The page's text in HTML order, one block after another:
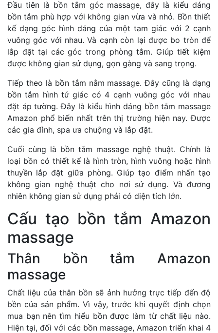
Đầu tiên là bồn tắm góc massage, đây là kiểu dáng
bồn tắm phù hợp với không gian vừa và nhỏ. Bồn thiết
kế dạng góc hình dáng của một tam giác với 2 cạnh
vuông góc với nhau. Và cạnh còn lại được bo tròn để
lắp đặt tại các góc trong phòng tắm. Giúp tiết kiệm
được không gian sử dụng, gọn gàng và sang trọng.
Tiếp theo là bồn tắm nằm massage. Đây cũng là dạng
bồn tắm hình tứ giác có 4 cạnh vuông góc với nhau
đặt áp tường. Đây là kiểu hình dáng bồn tắm massage
Amazon phổ biến nhất trên thị trường hiện nay. Được
các gia đình, spa ưa chuộng và lắp đặt.
Cuối cùng là bồn tắm massage nghệ thuật. Chính là
loại bồn có thiết kế là hình tròn, hình vuông hoặc hình
thuyền lắp đặt giữa phòng. Giúp tạo điểm nhấn tạo
không gian nghệ thuật cho nơi sử dụng. Và đương
nhiên không gian sử dụng phải có diện tích lớn.
Cấu tạo bồn tắm Amazon
massage
Thân bồn tắm Amazon
massage
Chất liệu của thân bồn sẽ ảnh hưởng trực tiếp đến độ
bền của sản phẩm. Vì vậy, trước khi quyết định chọn
mua bạn nên tìm hiểu bồn được làm từ chất liệu nào.
Hiện tại, đối với các bồn massage, Amazon triển khai 4